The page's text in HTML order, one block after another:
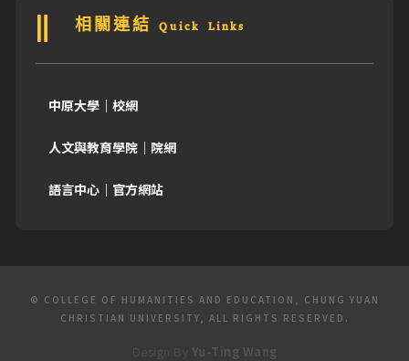
相關連結 Quick Links
中原大學｜校網
人文與教育學院｜院網
語言中心｜官方網站
© COLLEGE OF HUMANITIES AND EDUCATION, CHUNG YUAN
CHRISTIAN UNIVERSITY, ALL RIGHTS RESERVED.
Design By Yu-Ting Wang